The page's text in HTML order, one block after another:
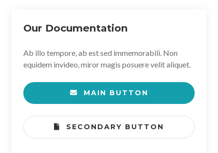
Our Documentation
Ab illo tempore, ab est sed immemorabili. Non
equidem invideo, miror magis posuere velit aliquet.
MAIN BUTTON
SECONDARY BUTTON